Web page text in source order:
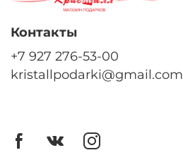
Контакты
+7 927 276-53-00
kristallpodarki@gmail.com